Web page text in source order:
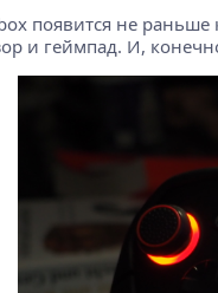
появится не раньше
и геймпад. И,